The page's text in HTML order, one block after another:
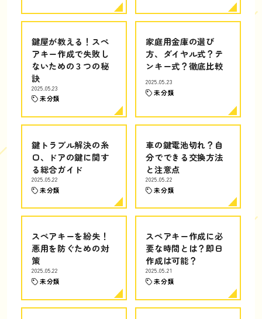
鍵屋が教える！スペ
アキー作成で失敗し
ないための３つの秘
訣
2025.05.23
未分類
家庭用金庫の選び
方、ダイヤル式？テ
ンキー式？徹底比較
2025.05.23
未分類
鍵トラブル解決の糸
口、ドアの鍵に関す
る総合ガイド
2025.05.22
未分類
車の鍵電池切れ？自
分でできる交換方法
と注意点
2025.05.22
未分類
スペアキーを紛失！
悪用を防ぐための対
策
2025.05.22
未分類
スペアキー作成に必
要な時間とは？即日
作成は可能？
2025.05.21
未分類